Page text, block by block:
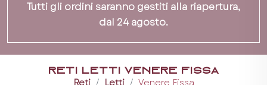
Tutti gli ordini saranno gestiti alla riapertura,
dal 24 agosto.
RETI LETTI VENERE FISSA
Reti Letti Venere Fissa